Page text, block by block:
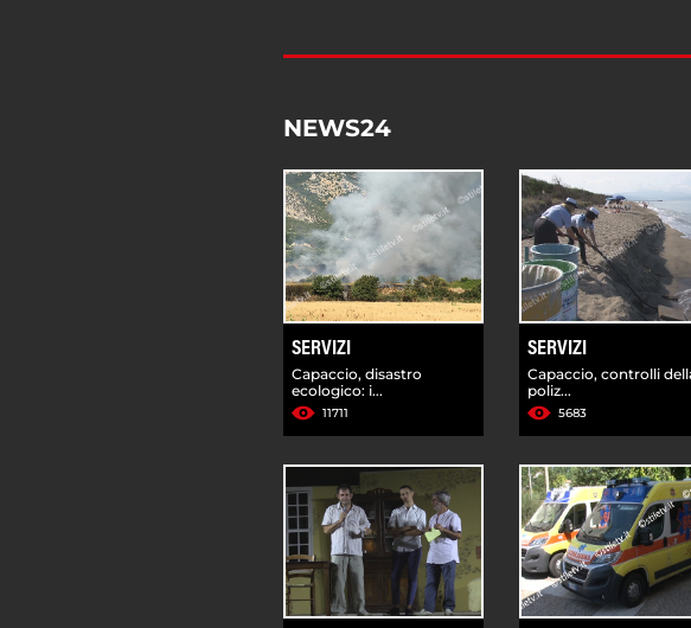
NEWS24
SERVIZI
Capaccio, disastro
ecologico: i...
11711
SERVIZI
Capaccio, controlli
poliz...
5683